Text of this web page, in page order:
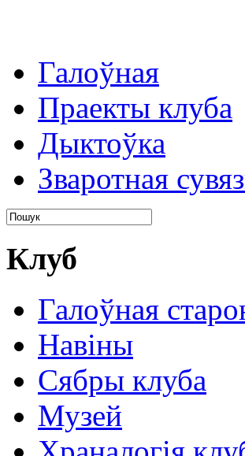
Галоўная
Праекты клуба
Дыктоўка
Зваротная
Клуб
Галоўная
Навіны
Сябры клуба
Музей